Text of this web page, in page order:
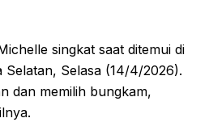
singkat saat ditemui di
Selatan, Selasa (14/4/2026).
dan memilih bungkam,